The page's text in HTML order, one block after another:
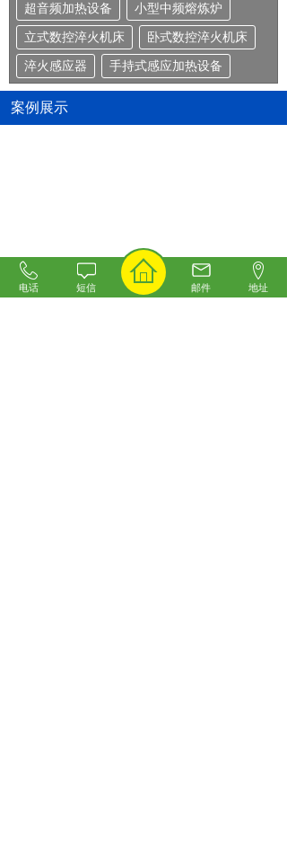
超音频加热设备
小型中频熔炼炉
立式数控淬火机床
卧式数控淬火机床
淬火感应器
手持式感应加热设备
案例展示
内孔高频淬火--上海建金 多炉贵重金属熔炼
电话 短信 邮件 地址